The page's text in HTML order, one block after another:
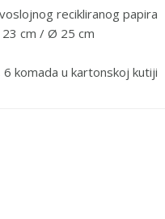
recikliranog papira
23 cm / Ø 25 cm
6 komada u kartonskoj kutiji